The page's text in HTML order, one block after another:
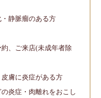
静脈瘤のある方
、ご来店(未成年者除
膚に炎症がある方
炎症・肉離れをおこし